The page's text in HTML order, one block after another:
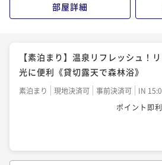
部屋詳細
【素泊まり】温泉リフレッシュ！
光に便利《貸切露天で森林浴》
素泊まり 現地決済可 事前決済可
IN
ポイント即